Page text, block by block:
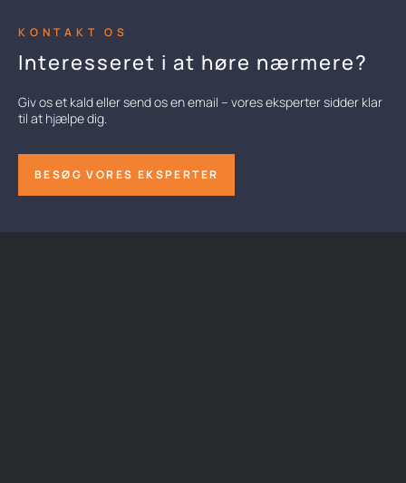
KONTAKT OS
Interesseret i at høre nærmere?
Giv os et kald eller send os en email – vores eksperter sidder klar
til at hjælpe dig.
BESØG VORES EKSPERTER